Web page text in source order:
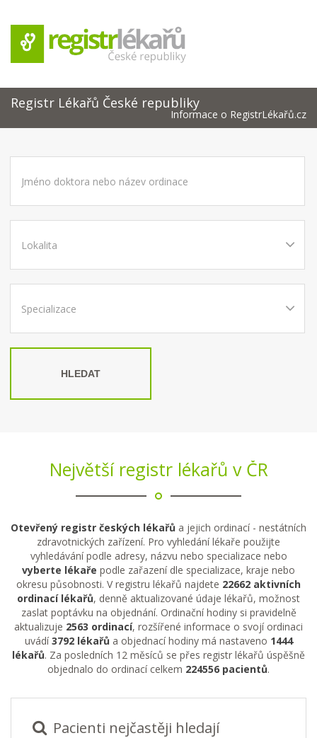
Registr Lékařů České republiky
Informace o RegistrLékařů.cz
HLEDAT
Největší registr lékařů v ČR
Otevřený registr českých lékařů a jejich ordinací - nestátních
zdravotnických zařízení. Pro vyhledání lékaře použijte
vyhledávání podle adresy, názvu nebo specializace nebo
vyberte lékaře podle zařazení dle specializace, kraje nebo
okresu působnosti. V registru lékařů najdete 22662 aktivních
ordinací lékařů, denně aktualizované údaje lékařů, možnost
zaslat poptávku na objednání. Ordinační hodiny si pravidelně
aktualizuje 2563 ordinací, rozšířené informace o svojí ordinaci
uvádí3792 lékařů a objednací hodiny má nastaveno 1444
lékařů. Za posledních 12 měsíců se přes registr lékařů úspěšně
objednalo do ordinací celkem 224556 pacientů.
Pacienti nejčastěji hledají